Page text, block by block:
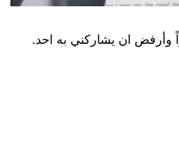
وأرفض ان يشاركني به احد.